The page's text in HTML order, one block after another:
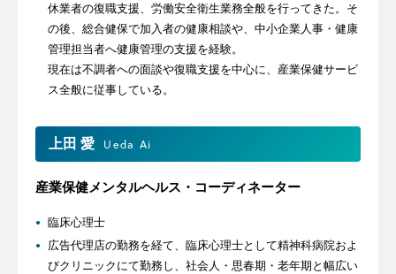
休業者の復職支援、労働安全衛生業務全般を行ってきた。そ
の後、総合健保で加入者の健康相談や、中小企業人事・健康
管理担当者へ健康管理の支援を経験。
現在は不調者への面談や復職支援を中心に、産業保健サービ
ス全般に従事している。
上田 愛 Ueda Ai
産業保健メンタルヘルス・コーディネーター
臨床心理士
広告代理店の勤務を経て、臨床心理士として精神科病院およ
びクリニックにて勤務し、社会人・思春期・老年期と幅広い